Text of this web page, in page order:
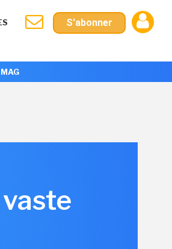
S'abonner